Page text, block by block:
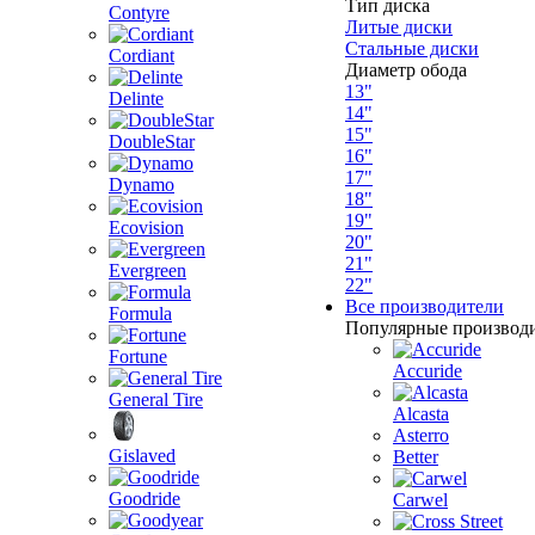
Contyre
Cordiant
Delinte
DoubleStar
Dynamo
Ecovision
Evergreen
Formula
Fortune
General Tire
Gislaved
Goodride
Тип диска
Литые диски
Стальные диски
Диаметр обода
13"
14"
15"
16"
17"
18"
19"
20"
21"
22"
Все производители
Популярные
Accuride
Alcasta
Asterro
Better
Carwel